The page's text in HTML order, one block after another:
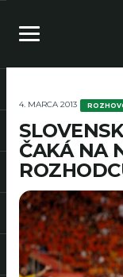
4. MARCA 2013
ČAKÁ NA